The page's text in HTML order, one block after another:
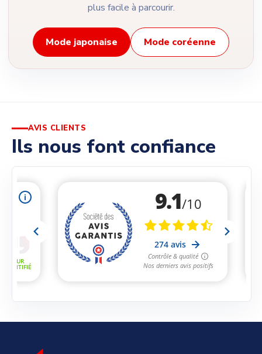
plus facile à parcourir.
Mode japonaise Mode coréenne
AVIS CLIENTS
Ils nous font confiance